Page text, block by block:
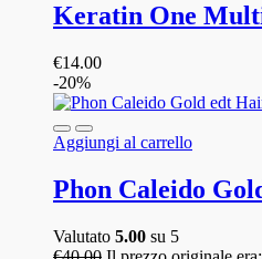
Keratin One
€14.00
-20%
Aggiungi al carrello
Phon Caleido
Valutato 5.00 su 5